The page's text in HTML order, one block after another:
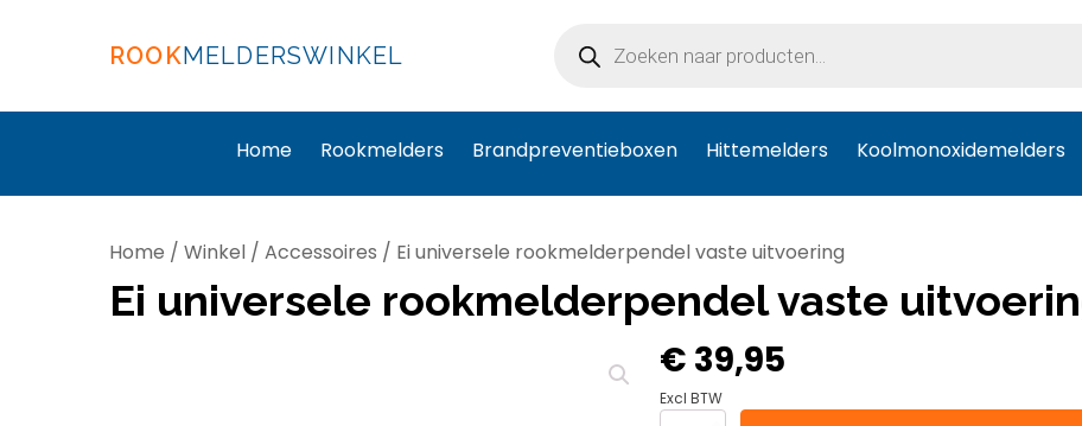
ROOKMELDERSWINKEL
Producten
zoeken
Home Rookmelders Brandpreventieboxen Hittemelders Koolmonoxidemelders
Home / Winkel / Accessoires / Ei universele rookmelderpendel vaste uitvoering
Ei universele rookmelderpendel vaste
€ 39,95
Excl BTW